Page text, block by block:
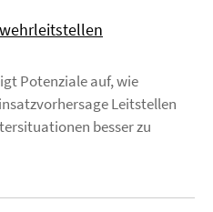
Potenziale auf, wie
Leitstellen
besser zu